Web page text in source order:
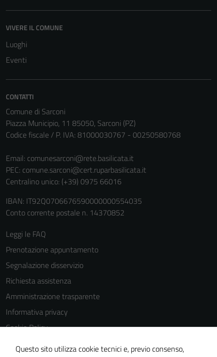
VIVERE IL COMUNE
Luoghi
Eventi
CONTATTI
Comune di Sarconi
Piazza Municipio, 11 85050, Sarconi (PZ)
Codice fiscale / P. IVA: 81000030767 - 00250580768
Email: comunesarconi@rete.basilicata.it
PEC: comune.sarconi@cert.ruparbasilicata.it
Centralino unico: (+39) 0975 66016
IBAN: IT92Q0706676590000000554035
Conto corrente postale n. 14370852
Leggi le FAQ
Prenotazione appuntamento
Segnalazione disservizio
Richiesta assistenza
Amministrazione trasparente
Informativa privacy
Cookie Policy
Note legali
Questo sito utilizza cookie tecnici e, previo consenso,
Questi cookie